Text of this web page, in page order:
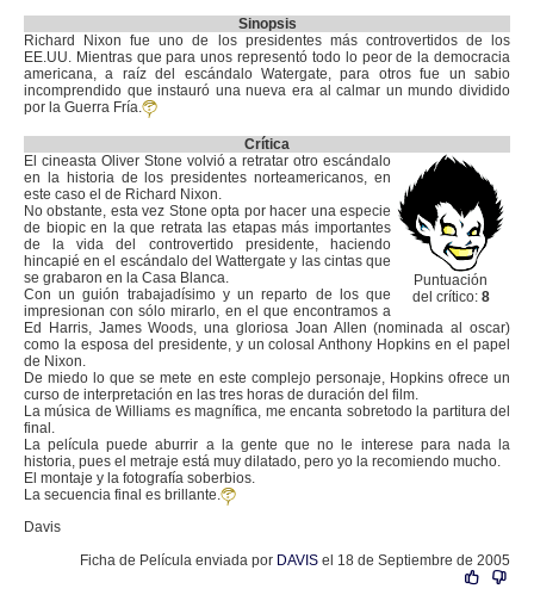
Sinopsis
Richard Nixon fue uno de los presidentes más controvertidos de los
EE.UU. Mientras que para unos representó todo lo peor de la democracia
americana, a raíz del escándalo Watergate, para otros fue un sabio
incomprendido que instauró una nueva era al calmar un mundo dividido
por la Guerra Fría.
Crítica
Puntuación
del crítico: 8
El cineasta Oliver Stone volvió a retratar otro escándalo
en la historia de los presidentes norteamericanos, en
este caso el de Richard Nixon.
No obstante, esta vez Stone opta por hacer una especie
de biopic en la que retrata las etapas más importantes
de la vida del controvertido presidente, haciendo
hincapié en el escándalo del Wattergate y las cintas que
se grabaron en la Casa Blanca.
Con un guión trabajadísimo y un reparto de los que
impresionan con sólo mirarlo, en el que encontramos a
Ed Harris, James Woods, una gloriosa Joan Allen (nominada al oscar)
como la esposa del presidente, y un colosal Anthony Hopkins en el papel
de Nixon.
De miedo lo que se mete en este complejo personaje, Hopkins ofrece un
curso de interpretación en las tres horas de duración del film.
La música de Williams es magnífica, me encanta sobretodo la partitura del
final.
La película puede aburrir a la gente que no le interese para nada la
historia, pues el metraje está muy dilatado, pero yo la recomiendo mucho.
El montaje y la fotografía soberbios.
La secuencia final es brillante.
Davis
Ficha de Película enviada por DAVIS el 18 de Septiembre de 2005